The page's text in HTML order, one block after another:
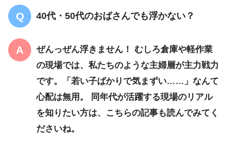
40代・50代のおばさんでも浮かない？
ぜんっぜん浮きません！
むしろ倉庫や軽作業
の現場では、私たちのような主婦層が主力戦力
です。「若い子ばかりで気まずい……」なんて
心配は無用。 同年代が活躍する現場のリアル
を知りたい方は、こちらの記事も読んでみてく
ださいね。